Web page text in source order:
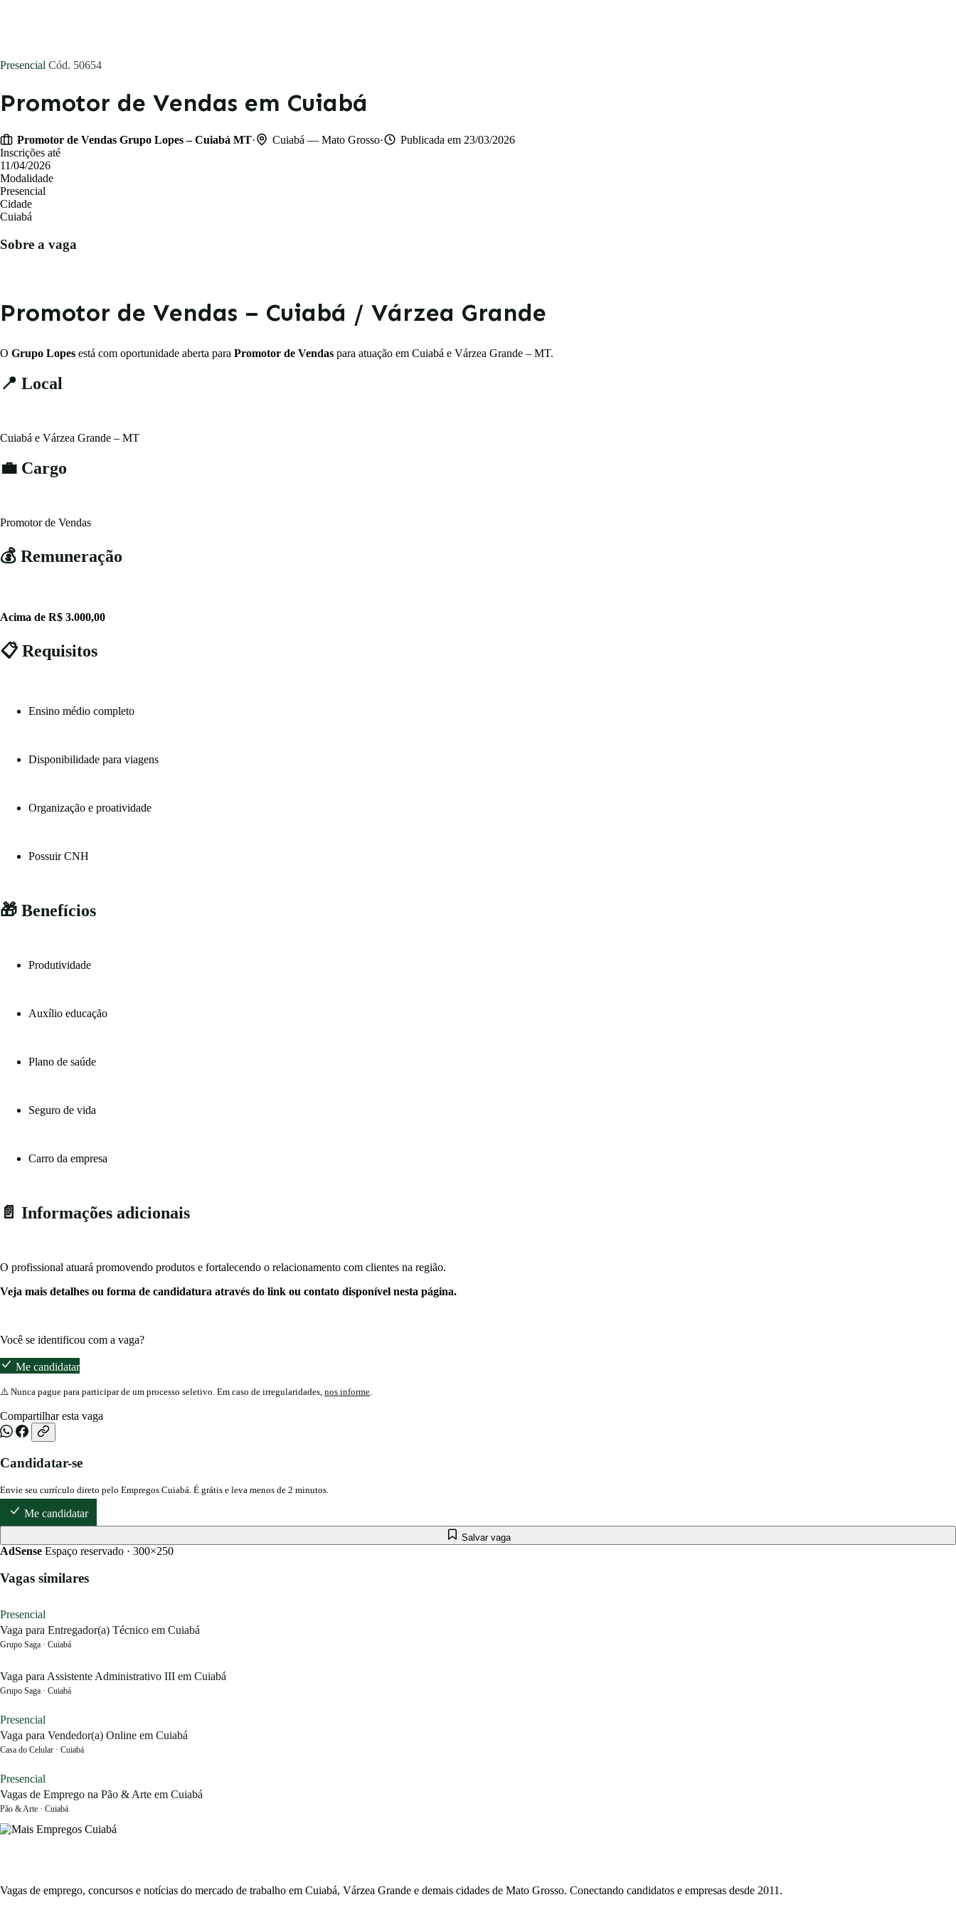
Publicar vaga
Presencial Cód. 50654
Promotor de Vendas em Cuiabá
Promotor de Vendas Grupo Lopes – Cuiabá MT· Cuiabá — Mato Grosso·
Publicada em 23/03/2026
Inscrições até
11/04/2026
Modalidade
Presencial
Cidade
Cuiabá
Sobre a vaga
Promotor de Vendas – Cuiabá / Várzea Grande
O Grupo Lopes está com oportunidade aberta para Promotor de Vendas para atuação em Cuiabá e Várzea Grande – MT.
📍 Local
Cuiabá e Várzea Grande – MT
💼 Cargo
Promotor de Vendas
💰 Remuneração
Acima de R$ 3.000,00
📋 Requisitos
Ensino médio completo
Disponibilidade para viagens
Organização e proatividade
Possuir CNH
🎁 Benefícios
Produtividade
Auxílio educação
Plano de saúde
Seguro de vida
Carro da empresa
📄 Informações adicionais
O profissional atuará promovendo produtos e fortalecendo o relacionamento com clientes na região.
Veja mais detalhes ou forma de candidatura através do link ou contato disponível nesta página.
Você se identificou com a vaga?
Me candidatar
⚠️ Nunca pague para participar de um processo seletivo. Em caso de irregularidades, nos informe.
Compartilhar esta vaga
Candidatar-se
Envie seu currículo direto pelo Empregos Cuiabá. É grátis e leva menos de 2 minutos.
Me candidatar
Salvar vaga
AdSense Espaço reservado · 300×250
Vagas similares
Presencial
Vaga para Entregador(a) Técnico em Cuiabá
Grupo Saga · Cuiabá
Vaga para Assistente Administrativo III em Cuiabá
Grupo Saga · Cuiabá
Presencial
Vaga para Vendedor(a) Online em Cuiabá
Casa do Celular · Cuiabá
Presencial
Vagas de Emprego na Pão & Arte em Cuiabá
Pão & Arte · Cuiabá
Vagas de emprego, concursos e notícias do mercado de trabalho em Cuiabá, Várzea Grande e demais cidades de Mato Grosso. Conectando candidatos e empresas desde 2011.